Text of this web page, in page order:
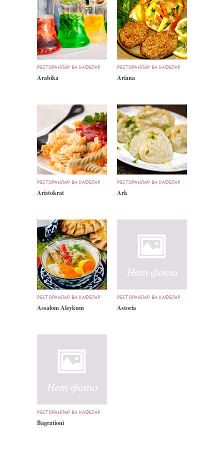
РЕСТОРАНЛАР ВА КАФЕЛАР
Arabika
РЕСТОРАНЛАР ВА КАФЕЛАР
Ariana
РЕСТОРАНЛАР ВА КАФЕЛАР
Aristokrat
РЕСТОРАНЛАР ВА КАФЕЛАР
Ark
РЕСТОРАНЛАР ВА КАФЕЛАР
Assalom Aleykum
РЕСТОРАНЛАР ВА КАФЕЛАР
Astoria
РЕСТОРАНЛАР ВА КАФЕЛАР
Bagrationi